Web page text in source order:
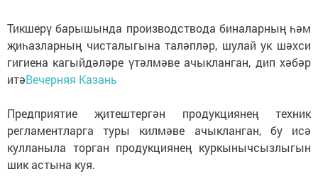
Тикшерү барышында производствода биналарның һәм
җиһазларның чисталыгына таләпләр, шулай ук шәхси
гигиена кагыйдәләре үтәлмәве ачыкланган, дип хәбәр
итәВечерняя Казань
Предприятие җитештергән продукциянең техник
регламентларга туры килмәве ачыкланган, бу исә
кулланыла торган продукциянең куркынычсызлыгын
шик астына куя.